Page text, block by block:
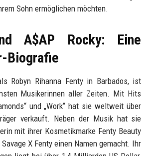
Sohn ermöglichen möchten.
A$AP Rocky: Eine
Biografie
Robyn Rihanna Fenty in Barbados, ist
Musikerinnen aller Zeiten. Mit Hits
und „Work“ hat sie weltweit über
verkauft. Neben der Musik hat sie
mit ihrer Kosmetikmarke Fenty Beauty
X Fenty einen Namen gemacht. Ihr